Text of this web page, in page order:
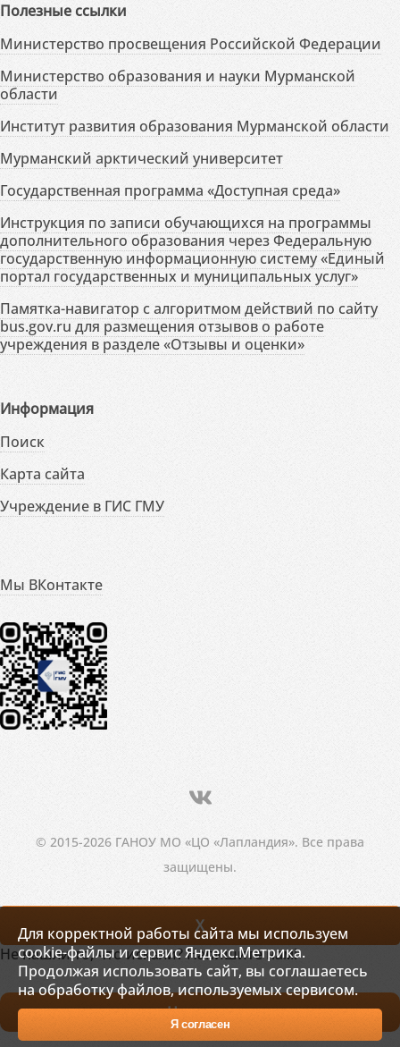
Полезные ссылки
Министерство просвещения Российской Федерации
Министерство образования и науки Мурманской
области
Институт развития образования Мурманской области
Мурманский арктический университет
Государственная программа «Доступная среда»
Инструкция по записи обучающихся на программы
дополнительного образования через Федеральную
государственную информационную систему «Единый
портал государственных и муниципальных услуг»
Памятка-навигатор с алгоритмом действий по сайту
bus.gov.ru для размещения отзывов о работе
учреждения в разделе «Отзывы и оценки»
Информация
Поиск
Карта сайта
Учреждение в ГИС ГМУ
Мы ВКонтакте
© 2015-2026 ГАНОУ МО «ЦО «Лапландия». Все права
защищены.
Для корректной работы сайта мы используем
cookie-файлы и сервис Яндекс.Метрика.
Продолжая использовать сайт, вы соглашаетесь
на обработку файлов, используемых сервисом.
Я согласен
X
Не нашли то, что искали? Напишите нам!
Написать